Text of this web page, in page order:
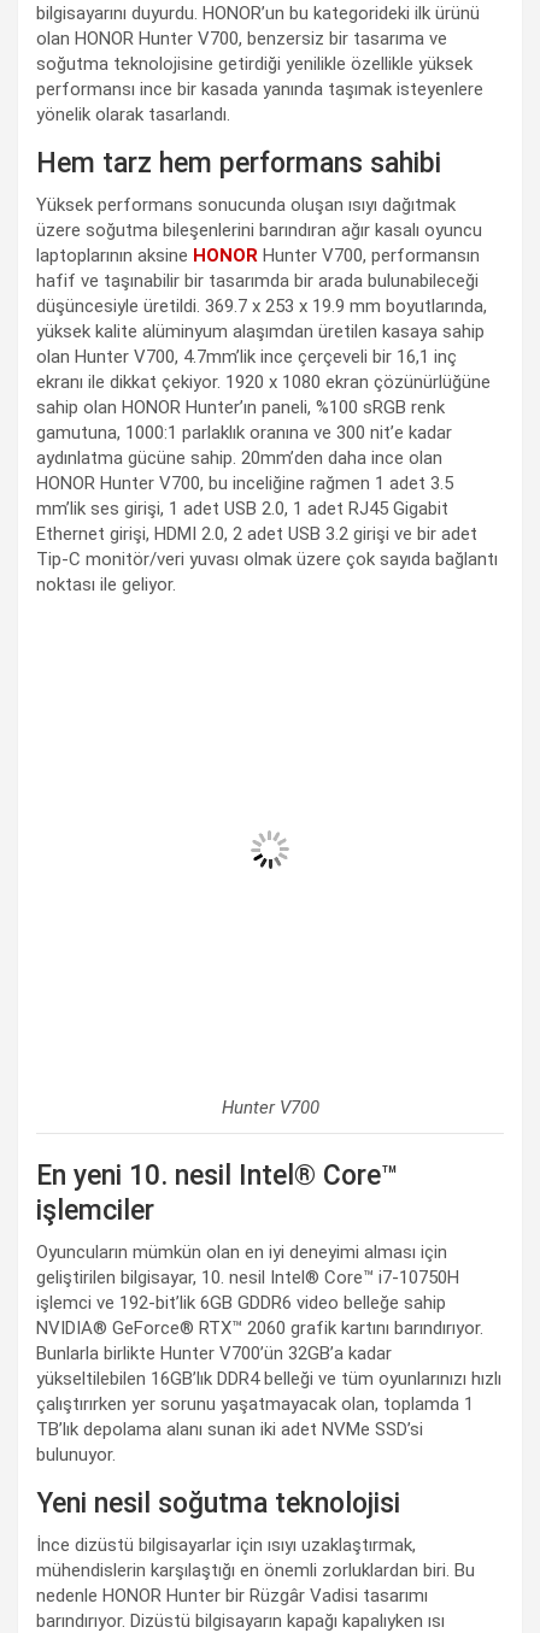
bilgisayarını duyurdu. HONOR’un bu kategorideki ilk ürünü
olan HONOR Hunter V700, benzersiz bir tasarıma ve
soğutma teknolojisine getirdiği yenilikle özellikle yüksek
performansı ince bir kasada yanında taşımak isteyenlere
yönelik olarak tasarlandı.
Hem tarz hem performans sahibi
Yüksek performans sonucunda oluşan ısıyı dağıtmak
üzere soğutma bileşenlerini barındıran ağır kasalı oyuncu
laptoplarının aksine HONOR Hunter V700, performansın
hafif ve taşınabilir bir tasarımda bir arada bulunabileceği
düşüncesiyle üretildi. 369.7 x 253 x 19.9 mm boyutlarında,
yüksek kalite alüminyum alaşımdan üretilen kasaya sahip
olan Hunter V700, 4.7mm’lik ince çerçeveli bir 16,1 inç
ekranı ile dikkat çekiyor. 1920 x 1080 ekran çözünürlüğüne
sahip olan HONOR Hunter’ın paneli, %100 sRGB renk
gamutuna, 1000:1 parlaklık oranına ve 300 nit’e kadar
aydınlatma gücüne sahip. 20mm’den daha ince olan
HONOR Hunter V700, bu inceliğine rağmen 1 adet 3.5
mm’lik ses girişi, 1 adet USB 2.0, 1 adet RJ45 Gigabit
Ethernet girişi, HDMI 2.0, 2 adet USB 3.2 girişi ve bir adet
Tip-C monitör/veri yuvası olmak üzere çok sayıda bağlantı
noktası ile geliyor.
Hunter V700
En yeni 10. nesil Intel® Core™
işlemciler
Oyuncuların mümkün olan en iyi deneyimi alması için
geliştirilen bilgisayar, 10. nesil Intel® Core™ i7-10750H
işlemci ve 192-bit’lik 6GB GDDR6 video belleğe sahip
NVIDIA® GeForce® RTX™ 2060 grafik kartını barındırıyor.
Bunlarla birlikte Hunter V700’ün 32GB’a kadar
yükseltilebilen 16GB’lık DDR4 belleği ve tüm oyunlarınızı hızlı
çalıştırırken yer sorunu yaşatmayacak olan, toplamda 1
TB’lık depolama alanı sunan iki adet NVMe SSD’si
bulunuyor.
Yeni nesil soğutma teknolojisi
İnce dizüstü bilgisayarlar için ısıyı uzaklaştırmak,
mühendislerin karşılaştığı en önemli zorluklardan biri. Bu
nedenle HONOR Hunter bir Rüzgâr Vadisi tasarımı
barındırıyor. Dizüstü bilgisayarın kapağı kapalıyken ısı